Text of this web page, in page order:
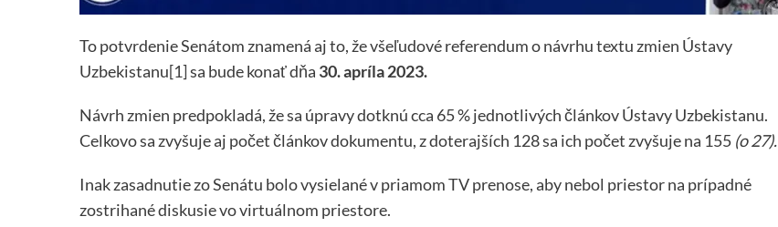
To potvrdenie Senátom znamená aj to, že všeľudové referendum o návrhu textu zmien Ústavy
Uzbekistanu[1]sa bude konať dňa 30. apríla 2023.
Návrh zmien predpokladá, že sa úpravy dotknú cca 65 % jednotlivých článkov Ústavy Uzbekistanu.
Celkovo sa zvyšuje aj počet článkov dokumentu, z doterajších 128 sa ich počet zvyšuje na 155 (o 27).
Inak zasadnutie zo Senátu bolo vysielané v priamom TV prenose, aby nebol priestor na prípadné
zostrihané diskusie vo virtuálnom priestore.